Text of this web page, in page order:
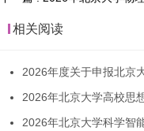
相关阅读
2026年度关于申报北京
2026年北京大学高校思
2026年北京大学科学智